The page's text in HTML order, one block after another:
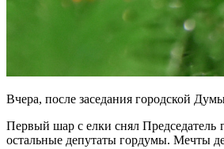
Вчера, после заседания городской
Первый шар с елки снял
остальные депутаты гордумы. Мечты